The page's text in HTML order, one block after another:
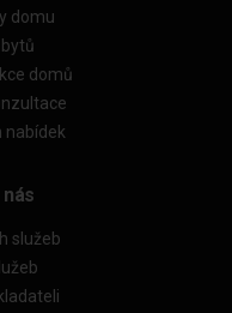
domu
domů
nabídek
služeb